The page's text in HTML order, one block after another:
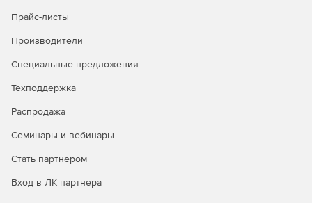
учетных записях в домене; просматривать отчеты о
и экспортировать данные в желаемый формат.
Мгновенные оповещения об изменениях в Active
Directory по электронной почте. Идентификация
мгновенного оповещения административной службы
актуальности и важности позволяют избежать
нежелательных событий.
Аудит всех элементов среды Microsoft Server.
Прайс-листы
Производители
Специальные предложения
Техподдержка
Распродажа
Семинары и вебинары
Стать партнером
Вход в ЛК партнера